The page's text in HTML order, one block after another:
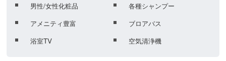
男性/女性化粧品
各種シャンプー
アメニティ豊富
ブロアバス
浴室TV
空気清浄機